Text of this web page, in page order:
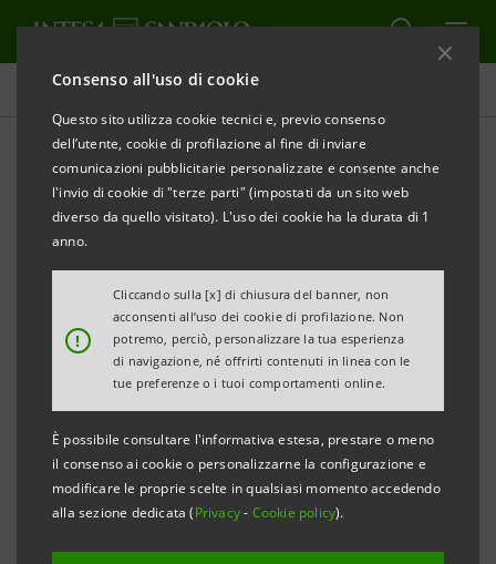
Consenso all'uso di cookie
Questo sito utilizza cookie tecnici e, previo consenso
dell’utente, cookie di profilazione al fine di inviare
comunicazioni pubblicitarie personalizzate e consente anche
l'invio di cookie di "terze parti" (impostati da un sito web
diverso da quello visitato). L'uso dei cookie ha la durata di 1
anno.
!
Cliccando sulla [x] di chiusura del banner, non
acconsenti all’uso dei cookie di profilazione. Non
potremo, perciò, personalizzare la tua esperienza
di navigazione, né offrirti contenuti in linea con le
tue preferenze o i tuoi comportamenti online.
È possibile consultare l'informativa estesa, prestare o meno
il consenso ai cookie o personalizzarne la configurazione e
modificare le proprie scelte in qualsiasi momento accedendo
alla sezione dedicata (Privacy- Cookie policy).
Tutti i progetti
SOCIALE
Green4Women: il progetto
di inclusione per le donne